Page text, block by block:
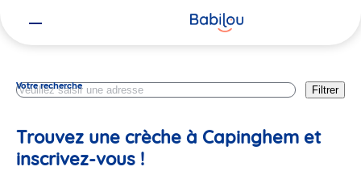
Votre recherche Filtrer
Trouvez une crèche à Capinghem et
inscrivez-vous !